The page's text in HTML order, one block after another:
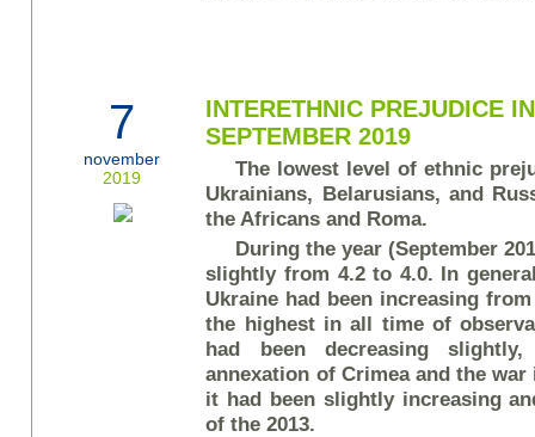
7
november
2019
INTERETHNIC PREJUDICE
SEPTEMBER 2019
The lowest level of ethnic
Ukrainians, Belarusians, and
the Africans and Roma.
During the year (September
slightly from 4.2 to 4.0. In
Ukraine had been increasing
the highest in all time of
had been decreasing
annexation of Crimea and the war
it had been slightly increasing
of the 2013.